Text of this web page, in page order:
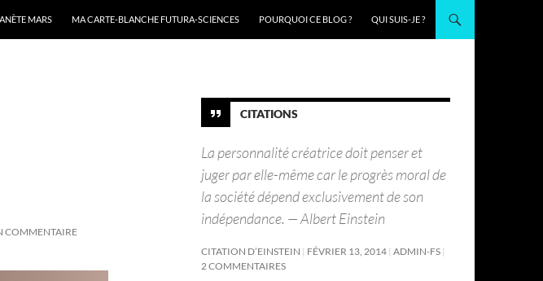
MARS
MA CARTE-BLANCHE FUTURA-SCIENCES POURQUOI CE BLOG ? QUI SUIS-JE ?
COMMENTAIRE
CITATIONS
La personnalité créatrice doit penser et
juger par elle-même car le progrès moral de
la société dépend exclusivement de son
indépendance. — Albert Einstein
CITATION D’EINSTEIN FÉVRIER 13, 2014 ADMIN-FS
2 COMMENTAIRES